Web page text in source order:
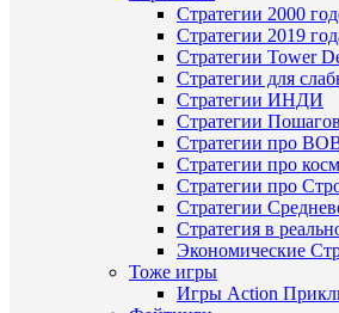
Стратегии 2000
Стратегии 2019
Стратегии Tower
Стратегии для
Стратегии ИНДИ
Стратегии
Стратегии про
Стратегии про
Стратегии про
Стратегии
Стратегия в
Экономические
Тоже игры
Игры Action